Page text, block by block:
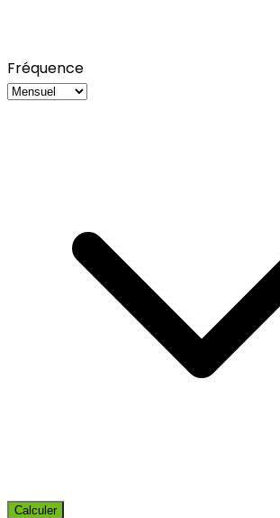
Fréquence
Calculer